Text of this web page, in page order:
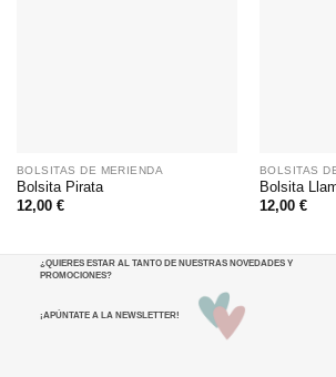
BOLSITAS DE MERIENDA
Bolsita Pirata
12,00 €
BOLSITAS
Bolsita
12,00 €
¿QUIERES ESTAR AL TANTO DE NUESTRAS NOVEDADES Y
PROMOCIONES?
¡APÚNTATE A LA NEWSLETTER!